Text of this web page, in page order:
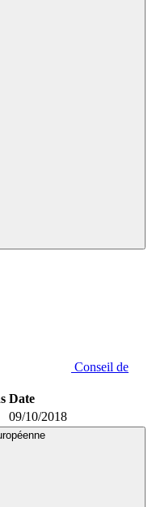
Conseil de
Date
09/10/2018